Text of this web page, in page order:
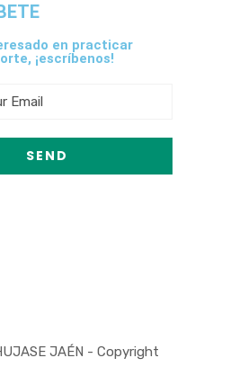
en practicar
¡escríbenos!
JAÉN - Copyright